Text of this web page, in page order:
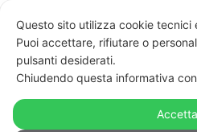
Lovers Film
Questo sito utilizza cookie tecnici
Puoi accettare, rifiutare o
pulsanti desiderati.
Chiudendo questa informativa
Accetta